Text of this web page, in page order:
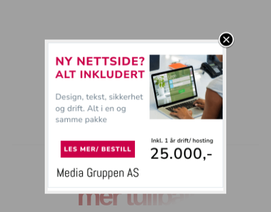
mer tullball